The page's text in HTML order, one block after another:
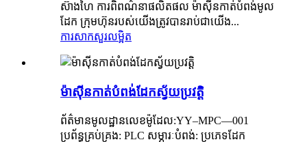
ស៊ាងហៃ ការពិពណ៌នាផលិតផល ម៉ាស៊ីនកាត់បំពង់មូល
ដែក ក្រុមហ៊ុនរបស់យើងត្រូវបានរាប់ជាយើង...
ការសាកសួរលម្អិត
ម៉ាស៊ីនកាត់បំពង់ដែកស្វ័យប្រវត្តិ
ព័ត៌មានមូលដ្ឋានលេខម៉ូដែល:YY–MPC—001
ប្រព័ន្ធគ្រប់គ្រង: PLC សម្ភារៈបំពង់: ប្រភេទដែក